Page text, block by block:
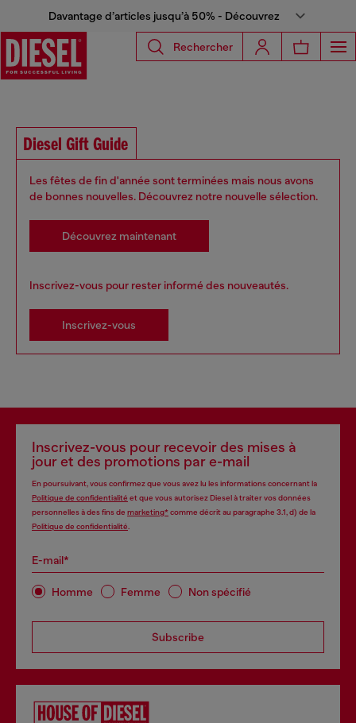
Davantage d’articles jusqu’à 50% - Découvrez
Rechercher
Diesel Gift Guide
Les fêtes de fin d'année sont terminées mais nous avons
de bonnes nouvelles. Découvrez notre nouvelle sélection.
Découvrez maintenant
Inscrivez-vous pour rester informé des nouveautés.
Inscrivez-vous
Inscrivez-vous pour recevoir des mises à
jour et des promotions par e-mail
En poursuivant, vous confirmez que vous avez lu les informations concernant la
Politique de confidentialité et que vous autorisez Diesel à traiter vos données
personnelles à des fins de marketing*comme décrit au paragraphe 3.1, d) de la
Politique de confidentialité
E-mail*
Homme Femme Non spécifié
Subscribe